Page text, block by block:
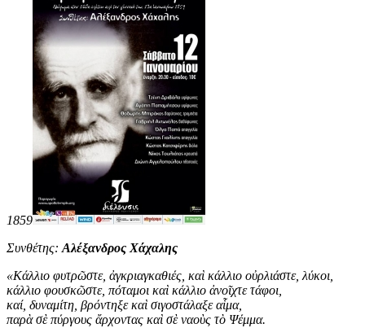
1859
Συνθέτης: Αλέξανδρος Χάχαλης
«Κάλλιο φυτρῶστε, ἀγκριαγκαθιές, καὶ κάλλιο οὐρλιάστε, λύκοι,
κάλλιο φουσκῶστε, πόταμοι καὶ κάλλιο ἀνοῖχτε τάφοι,
καί, δυναμίτη, βρόντηξε καὶ σιγοστάλαξε αἷμα,
παρὰ σὲ πύργους ἄρχοντας καὶ σὲ ναοὺς τὸ Ψέμμα.